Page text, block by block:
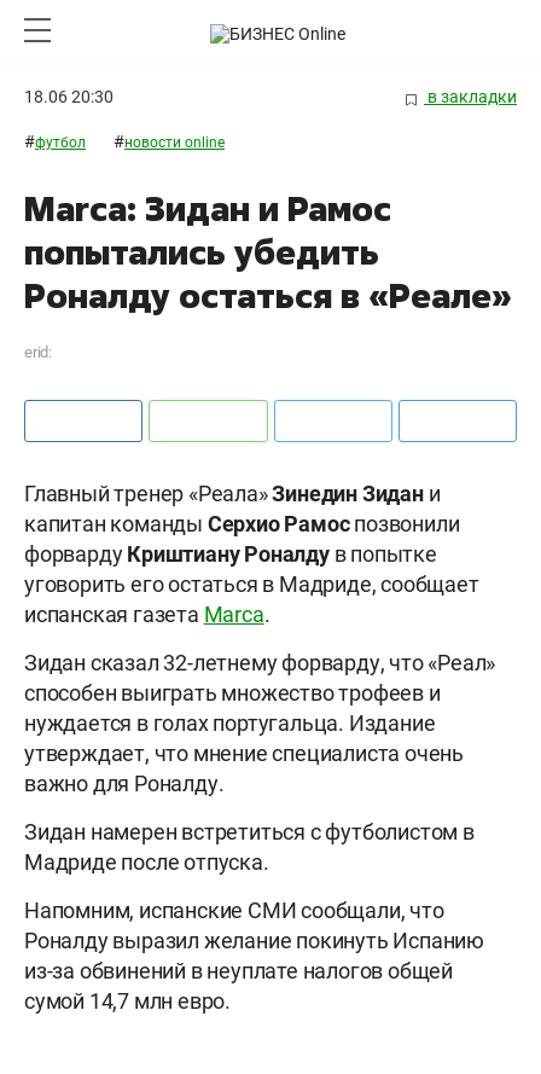
18.06 20:30 в закладки
#футбол #новости online
Marca: Зидан и Рамос
попытались убедить
Роналду остаться в «Реале»
erid:
Главный тренер «Реала»Зинедин Зидани
капитан команды Серхио Рамоспозвонили
форвардуКриштиану Роналдув попытке
уговорить его остаться в Мадриде, сообщает
испанская газета Marca.
Зидан сказал 32-летнему форварду, что «Реал»
способен выиграть множество трофеев и
нуждается в голах португальца. Издание
утверждает, что мнение специалиста очень
важно для Роналду.
Зидан намерен встретиться с футболистом в
Мадриде после отпуска.
Напомним, испанские СМИ сообщали, что
Роналду выразил желание покинуть Испанию
из-за обвинений в неуплате налогов общей
сумой 14,7 млн евро.